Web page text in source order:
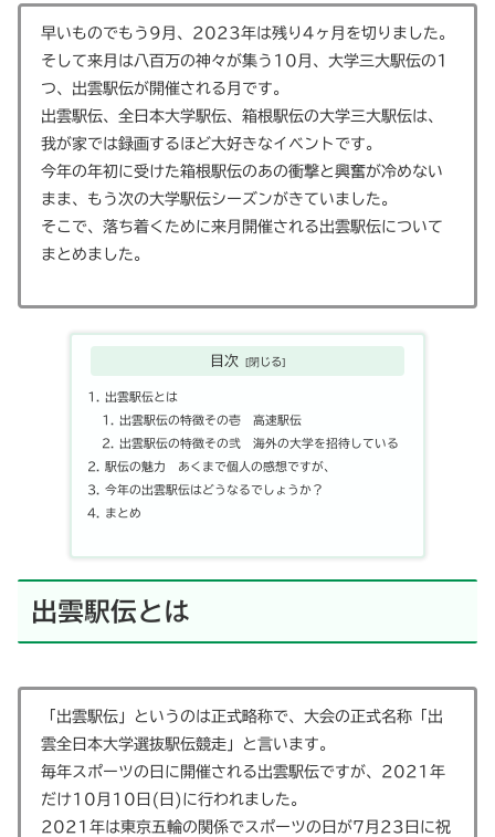
早いものでもう9月、2023年は残り4ヶ月を切りました。
そして来月は八百万の神々が集う10月、大学三大駅伝の1
つ、出雲駅伝が開催される月です。
出雲駅伝、全日本大学駅伝、箱根駅伝の大学三大駅伝は、
我が家では録画するほど大好きなイベントです。
今年の年初に受けた箱根駅伝のあの衝撃と興奮が冷めない
まま、もう次の大学駅伝シーズンがきていました。
そこで、落ち着くために来月開催される出雲駅伝について
まとめました。
目次
出雲駅伝とは
出雲駅伝の特徴その壱 高速駅伝
出雲駅伝の特徴その弐 海外の大学を招待している
駅伝の魅力 あくまで個人の感想ですが、
今年の出雲駅伝はどうなるでしょうか？
まとめ
出雲駅伝とは
「出雲駅伝」というのは正式略称で、大会の正式名称「出
雲全日本大学選抜駅伝競走」と言います。
毎年スポーツの日に開催される出雲駅伝ですが、2021年
だけ10月10日(日)に行われました。
2021年は東京五輪の関係でスポーツの日が7月23日に祝